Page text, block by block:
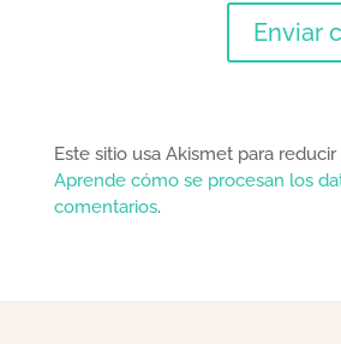
Este sitio usa Akismet para reducir
Aprende cómo se procesan los
comentarios.